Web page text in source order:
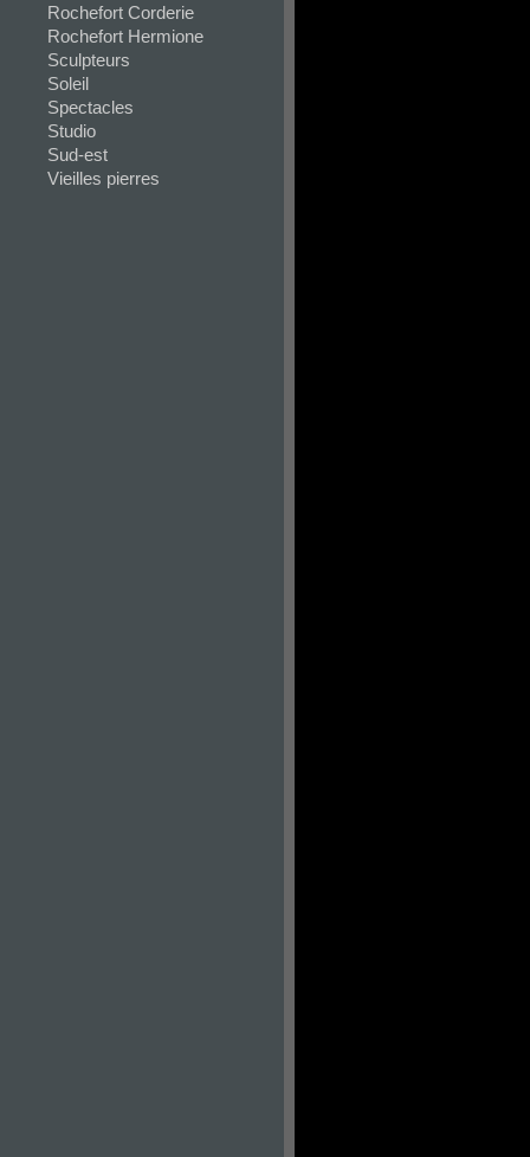
Rochefort Corderie
Rochefort Hermione
Sculpteurs
Soleil
Spectacles
Studio
Sud-est
Vieilles pierres